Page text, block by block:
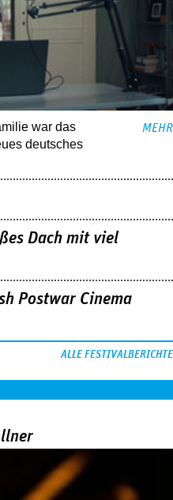
war das
deutsches
MEHR
Dach mit viel
Postwar Cinema
ALLE FESTIVALBERICHTE